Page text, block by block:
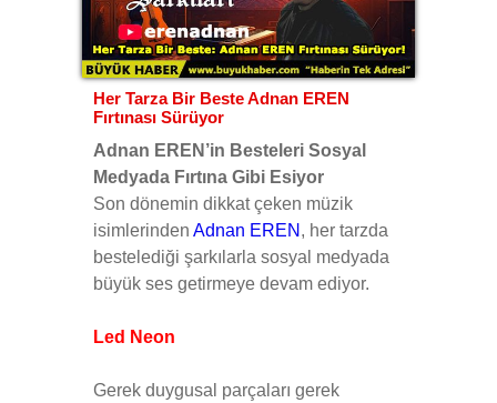
Her Tarza Bir Beste Adnan EREN
Fırtınası Sürüyor
Adnan EREN’in Besteleri Sosyal
Medyada Fırtına Gibi Esiyor
Son dönemin dikkat çeken müzik
isimlerinden Adnan EREN , her tarzda
bestelediği şarkılarla sosyal medyada
büyük ses getirmeye devam ediyor.
Led Neon
Gerek duygusal parçaları gerek